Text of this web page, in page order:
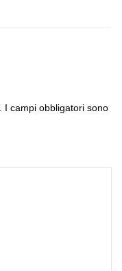
I campi obbligatori sono